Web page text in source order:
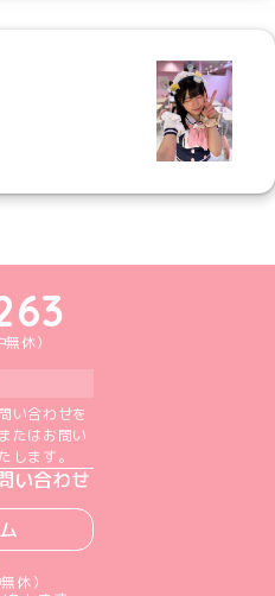
んTikTok公式アカウント
ーみんX公式アカウント
どりーみんInstagram公式アカウント
めいどりーみんFacebook公式アカウン
めいどりーみんYouTube公式アカ
休）
い合わせを
たはお問い
します。
い合わせ
休）